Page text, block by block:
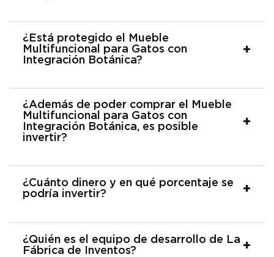
¿Está protegido el Mueble
Multifuncional para Gatos con
Integración Botánica?
¿Además de poder comprar el Mueble
Multifuncional para Gatos con
Integración Botánica, es posible
invertir?
¿Cuánto dinero y en qué porcentaje se
podría invertir?
¿Quién es el equipo de desarrollo de La
Fábrica de Inventos?